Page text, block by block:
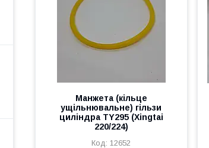
Манжета (кільце
ущільнювальне) гільзи
циліндра TY295 (Xingtai
220/224)
12652